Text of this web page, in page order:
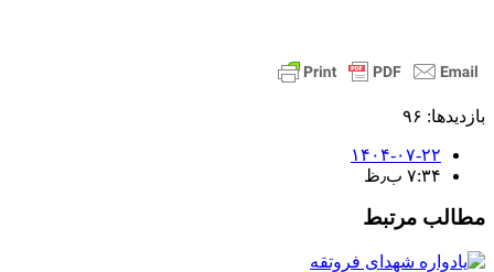
بازدیدها: ۹۶
۱۴۰۴-۰۷-۲۲
۷:۳۴ ب٫ظ
مطالب مرتبط